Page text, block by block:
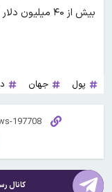
بیش از ۴۰ میلیون دلار ارزش داشته باشد.
پول جهان
کانال